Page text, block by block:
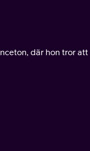
där hon tror att